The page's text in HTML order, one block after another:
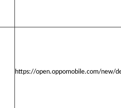
https://open.oppomobile.com/new/